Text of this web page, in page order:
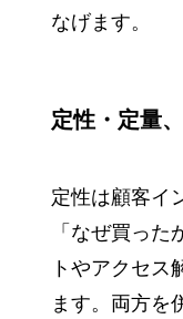
なげます。
定性・定量
定性は顧客イ
「なぜ買っ
トやアクセス
ます。両方を